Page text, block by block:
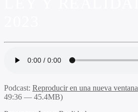
Podcast: Reproducir en una nueva ventana
49:36 — 45.4MB)